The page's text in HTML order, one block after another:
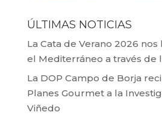
ÚLTIMAS NOTICIAS
La Cata de Verano 2026
el Mediterráneo a través de
La DOP Campo de Borja
Planes Gourmet a la
Viñedo